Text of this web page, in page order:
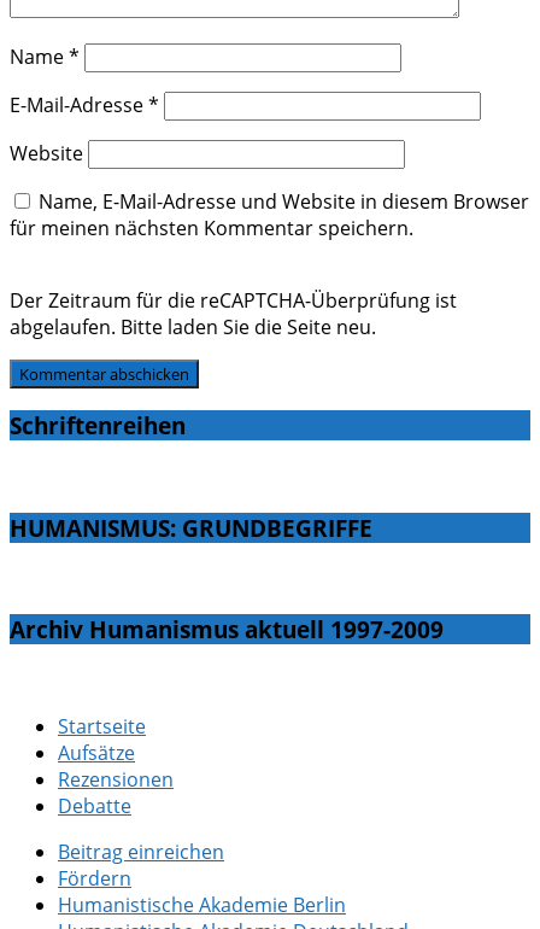
Name*
E-Mail-Adresse*
Website
Name, E-Mail-Adresse und Website in diesem Browser
für meinen nächsten Kommentar speichern.
Der Zeitraum für die reCAPTCHA-Überprüfung ist
abgelaufen. Bitte laden Sie die Seite neu.
Schriftenreihen
HUMANISMUS: GRUNDBEGRIFFE
Archiv Humanismus aktuell 1997-2009
Startseite
Aufsätze
Rezensionen
Debatte
Beitrag einreichen
Fördern
Humanistische Akademie Berlin